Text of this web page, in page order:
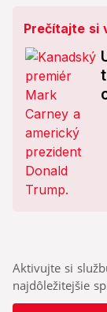
Prečítajte si
Aktivujte si
najdôležitejšie